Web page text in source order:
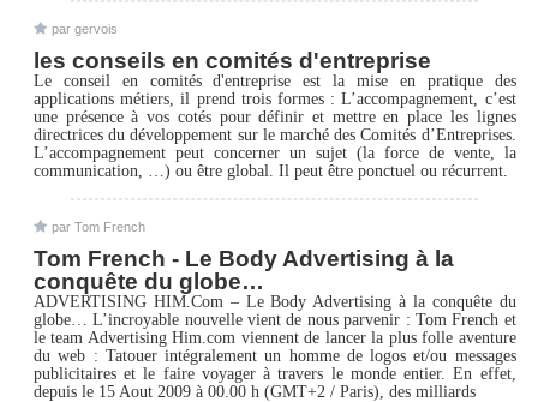
par gervois
les conseils en comités d'entreprise
Le conseil en comités d'entreprise est la mise en pratique des
applications métiers, il prend trois formes : L’accompagnement, c’est
une présence à vos cotés pour définir et mettre en place les lignes
directrices du développement sur le marché des Comités d’Entreprises.
L’accompagnement peut concerner un sujet (la force de vente, la
communication, …) ou être global. Il peut être ponctuel ou récurrent.
par Tom French
Tom French - Le Body Advertising à la
conquête du globe…
ADVERTISING HIM.Com – Le Body Advertising à la conquête du
globe… L’incroyable nouvelle vient de nous parvenir : Tom French et
le team Advertising Him.com viennent de lancer la plus folle aventure
du web : Tatouer intégralement un homme de logos et/ou messages
publicitaires et le faire voyager à travers le monde entier. En effet,
depuis le 15 Aout 2009 à 00.00 h (GMT+2 / Paris), des milliards